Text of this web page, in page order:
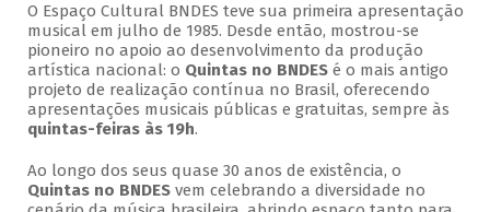
O Espaço Cultural BNDES teve sua primeira apresentação
musical em julho de 1985. Desde então, mostrou-se
pioneiro no apoio ao desenvolvimento da produção
artística nacional: o Quintas no BNDESé o mais antigo
projeto de realização contínua no Brasil, oferecendo
apresentações musicais públicas e gratuitas, sempre às
quintas-feiras às 19h.
Ao longo dos seus quase 30 anos de existência, o
Quintas no BNDESvem celebrando a diversidade no